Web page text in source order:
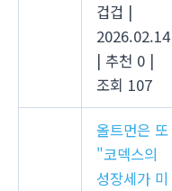
겁겁 |
2026.02.14
| 추천 0 |
조회 107
올트먼은 또
"코덱스의
성장세가 미